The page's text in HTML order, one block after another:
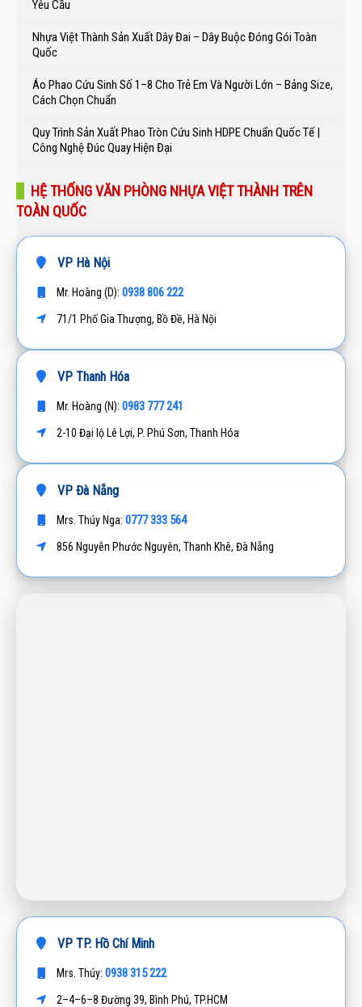
Yêu Cầu
Nhựa Việt Thành Sản Xuất Dây Đai – Dây Buộc Đóng Gói Toàn
Quốc
Áo Phao Cứu Sinh Số 1–8 Cho Trẻ Em Và Người Lớn – Bảng Size,
Cách Chọn Chuẩn
Quy Trình Sản Xuất Phao Tròn Cứu Sinh HDPE Chuẩn Quốc Tế |
Công Nghệ Đúc Quay Hiện Đại
HỆ THỐNG VĂN PHÒNG NHỰA VIỆT THÀNH TRÊN
TOÀN QUỐC
VP Hà Nội
Mr. Hoàng (D): 0938 806 222
71/1 Phố Gia Thượng, Bồ Đề, Hà Nội
VP Thanh Hóa
Mr. Hoàng (N): 0983 777 241
2-10 Đại lộ Lê Lợi, P. Phú Sơn, Thanh Hóa
VP Đà Nẵng
Mrs. Thúy Nga: 0777 333 564
856 Nguyễn Phước Nguyên, Thanh Khê, Đà Nẵng
VP TP. Hồ Chí Minh
Mrs. Thúy: 0938 315 222
2–4–6–8 Đường 39, Bình Phú, TP.HCM